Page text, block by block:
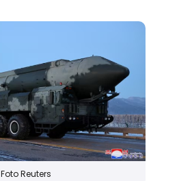
Foto Reuters